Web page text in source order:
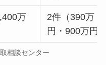
万
2件（390万
円・900万円
相談センター